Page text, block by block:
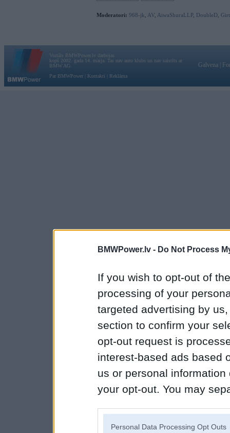
BMWPower.lv - Do Not Process
If you wish to opt-out of
processing of your
targeted advertising by
section to confirm your
opt-out request is
interest-based ads based
us or personal
your opt-out. You may
Personal Data Processing Opt Outs
Moderatori: 968-jk AV AiwaShuraLLP, DoubleD
Vortāls BMWPower.lv darbojas
kopš 2002. gada 14. maija. Tas nav auto klubs un nav saistīts ar
BMW AG.
Par BMWPower
Kontakti Reklāma
Galvena